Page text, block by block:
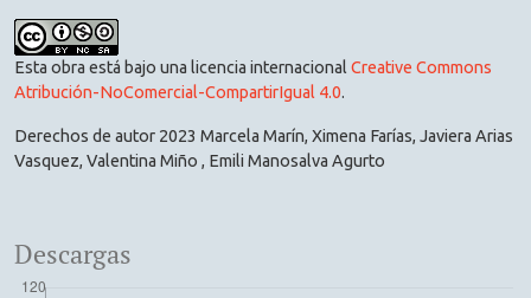
Esta obra está bajo una licencia internacional Creative Commons
Atribución-NoComercial-CompartirIgual 4.0.
Derechos de autor 2023 Marcela Marín, Ximena Farías, Javiera Arias
Vasquez, Valentina Miño , Emili Manosalva Agurto
Descargas